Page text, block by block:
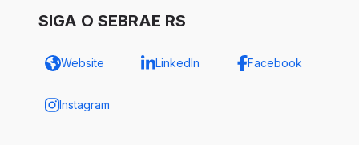
SIGA O SEBRAE RS
Website LinkedIn Facebook
Instagram